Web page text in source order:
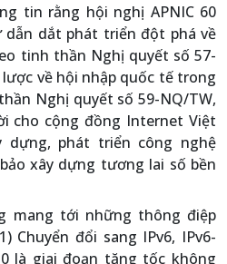
tin rằng hội nghị APNIC 60
dắt phát triển đột phá về
tinh thần Nghị quyết số 57-
về hội nhập quốc tế trong
Nghị quyết số 59-NQ/TW,
cho cộng đồng Internet Việt
dựng, phát triển công nghệ
xây dựng tương lai số bền
mang tới những thông điệp
Chuyển đổi sang IPv6, IPv6-
là giai đoạn tăng tốc không